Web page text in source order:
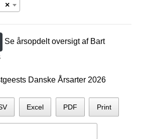
×
Se årsopdelt oversigt af Bart
Danske Årsarter 2026
Excel PDF Print